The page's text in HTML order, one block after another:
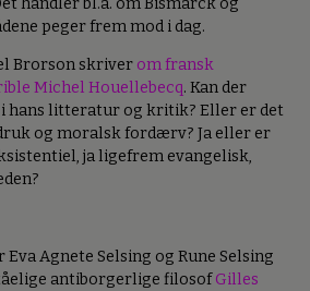
handler bl.a. om Bismarck og
peger frem mod i dag.
Brorson skriver om fransk
Michel Houellebecq. Kan der
hans litteratur og kritik? Eller er det
og moralsk fordærv? Ja eller er
ja ligefrem evangelisk,
Agnete Selsing og Rune Selsing
antiborgerlige filosofGilles